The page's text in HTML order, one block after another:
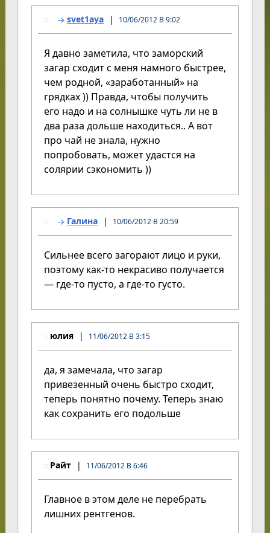
svet1aya 10/06/2012 В 9:02
Я давно заметила, что заморский
загар сходит с меня намного быстрее,
чем родной, «заработанный» на
грядках )) Правда, чтобы получить
его надо и на солнышке чуть ли не в
два раза дольше находиться.. А вот
про чай не знала, нужно
попробовать, может удастся на
солярии сэкономить ))
Галина 10/06/2012 В 20:59
Сильнее всего загорают лицо и руки,
поэтому как-то некрасиво получается
— где-то пусто, а где-то густо.
юлия 11/06/2012 В 3:15
да, я замечала, что загар
привезенный очень быстро сходит,
теперь понятно почему. Теперь знаю
как сохранить его подольше
Райт 11/06/2012 В 6:46
Главное в этом деле не перебрать
лишних рентгенов.